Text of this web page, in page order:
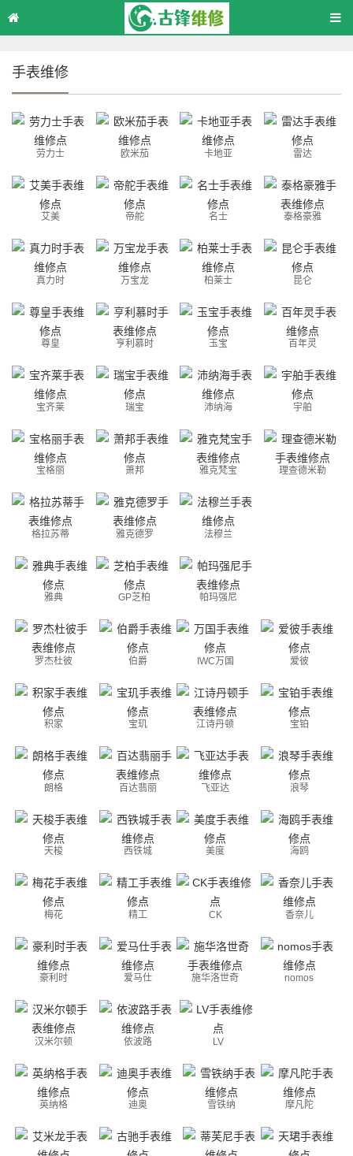
手表维修
劳力士 欧米茄 卡地亚 雷达
艾美 帝舵 名士 泰格豪雅
真力时 万宝龙 柏莱士 昆仑
尊皇 亨利慕时 玉宝 百年灵
宝齐莱 瑞宝 沛纳海 宇舶
宝格丽 萧邦 雅克梵宝 理查德米勒
格拉苏蒂 雅克德罗 法穆兰
雅典 GP芝柏 帕玛强尼
罗杰杜彼 伯爵 IWC万国 爱彼
积家 宝玑 江诗丹顿 宝铂
朗格 百达翡丽 飞亚达 浪琴
天梭 西铁城 美度 海鸥
梅花 精工 CK 香奈儿
豪利时 爱马仕 施华洛世奇 nomos
汉米尔顿 依波路 LV
英纳格 迪奥 雪铁纳 摩凡陀